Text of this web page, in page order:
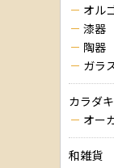
オル
漆器
陶器
ガラ
カラダ
オー
和雑貨